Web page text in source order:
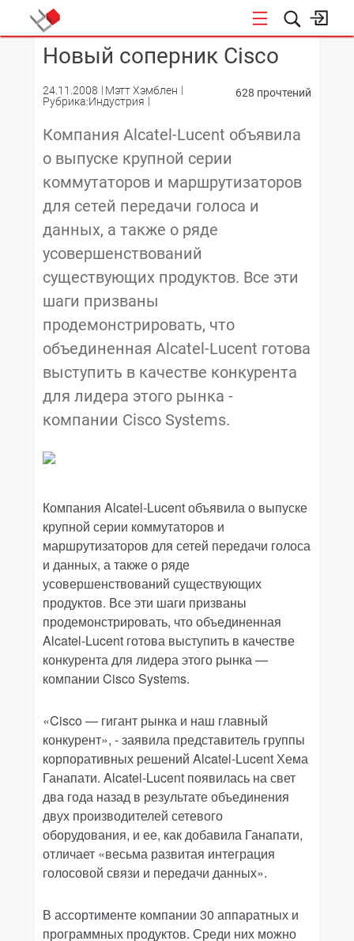
КОНФЕРЕНЦИИ
Новый соперник Cisco
24.11.2008
Мэтт Хэмблен
Рубрика:Индустрия
628 прочтений
Компания Alcatel-Lucent объявила
о выпуске крупной серии
коммутаторов и маршрутизаторов
для сетей передачи голоса и
данных, а также о ряде
усовершенствований
существующих продуктов. Все эти
шаги призваны
продемонстрировать, что
объединенная Alcatel-Lucent готова
выступить в качестве конкурента
для лидера этого рынка -
компании Cisco Systems.
Компания Alcatel-Lucent объявила о выпуске
крупной серии коммутаторов и
маршрутизаторов для сетей передачи голоса
и данных, а также о ряде
усовершенствований существующих
продуктов. Все эти шаги призваны
продемонстрировать, что объединенная
Alcatel-Lucent готова выступить в качестве
конкурента для лидера этого рынка —
компании Cisco Systems.
«Cisco — гигант рынка и наш главный
конкурент», - заявила представитель группы
корпоративных решений Alcatel-Lucent Хема
Ганапати. Alcatel-Lucent появилась на свет
два года назад в результате объединения
двух производителей сетевого
оборудования, и ее, как добавила Ганапати,
отличает «весьма развитая интеграция
голосовой связи и передачи данных».
В ассортименте компании 30 аппаратных и
программных продуктов. Среди них можно